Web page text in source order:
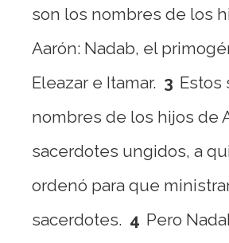
son los nombres de los
Aarón: Nadab, el
Eleazar e Itamar. 3 Estos
nombres de los hijos de
sacerdotes ungidos, a
ordenó para que
sacerdotes. 4 Pero